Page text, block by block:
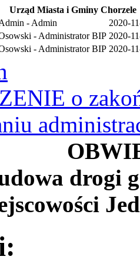
Urząd Miasta i Gminy Chorzele
- Admin
2020-
- Administrator BIP 2020-
- Administrator BIP 2020-
o
drogi